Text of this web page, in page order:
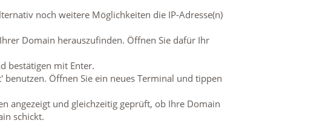
noch weitere Möglichkeiten die IP-Adresse(n)
Domain herauszufinden. Öffnen Sie dafür Ihr
bestätigen mit Enter.
Öffnen Sie ein neues Terminal und tippen
angezeigt und gleichzeitig geprüft, ob Ihre Domain
schickt.